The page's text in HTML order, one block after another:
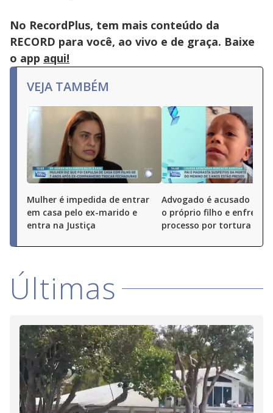
No RecordPlus, tem mais conteúdo da
RECORD para você, ao vivo e de graça. Baixe
o app aqui!
VEJA TAMBÉM
Mulher é impedida de entrar
em casa pelo ex-marido e
entra na Justiça
Advogado é acusado de
o próprio filho e enfrenta
processo por tortura
Últimas